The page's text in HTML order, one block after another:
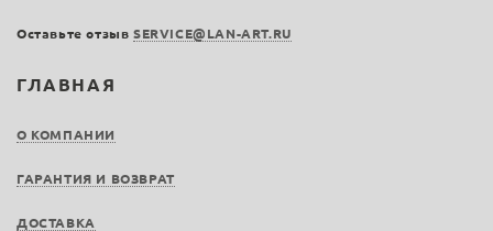
ГЛАВНАЯ
О КОМПАНИИ
ГАРАНТИЯ И ВОЗВРАТ
ДОСТАВКА
Оставьте отзыв SERVICE@LAN-ART.RU